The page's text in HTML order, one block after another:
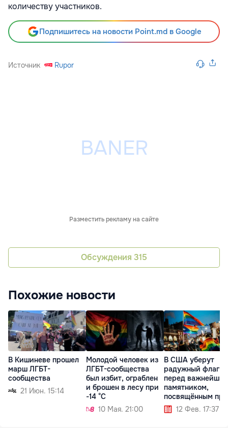
количеству участников.
Подпишитесь на новости Point.md в Google
Источник Rupor
Разместить рекламу на сайте
Обсуждения 315
Похожие новости
В Кишиневе прошел
марш ЛГБТ-
сообщества
21 Июн. 15:14
Молодой человек из
ЛГБТ-сообщества
был избит, ограблен
и брошен в лесу при
-14 °C
10 Мая. 21:00
В США уберут
радужный флаг
перед
памятником,
посвящённым
ЛГБТ12 Фев. 17:37